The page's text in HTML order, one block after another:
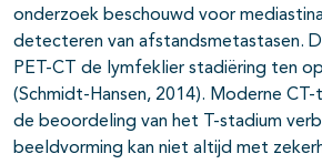
onderzoek beschouwd voor
detecteren van afstandsmetastasen.
PET-CT de lymfeklier stadiëring ten
(Schmidt-Hansen, 2014). Moderne
de beoordeling van het T-stadium
beeldvorming kan niet altijd met